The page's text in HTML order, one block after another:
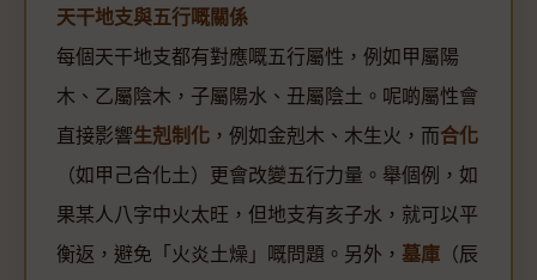
天干地支與五行嘅關係
每個天干地支都有對應嘅五行屬性，例如甲屬陽
木、乙屬陰木，子屬陽水、丑屬陰土。呢啲屬性會
直接影響生剋制化 ，例如金剋木、木生火，而合化
（如甲己合化土）更會改變五行力量。舉個例，如
果某人八字中火太旺，但地支有亥子水，就可以平
衡返，避免「火炎土燥」嘅問題。另外， 墓庫 （辰